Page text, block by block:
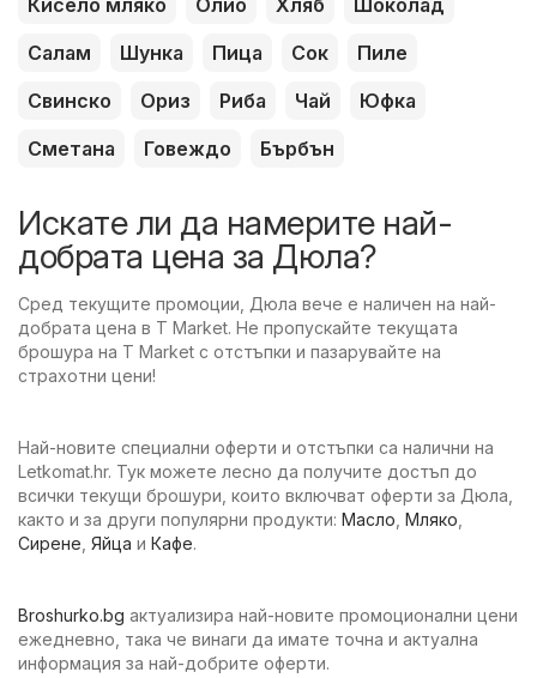
Салам
Шунка Пица Сок
Пиле
Свинско
Ориз Риба Чай
Юфка
Сметана
Говеждо Бърбън
Искате ли да намерите най-
добрата цена за Дюла?
Сред текущите промоции, Дюла вече е наличен на най-
добрата цена в T Market. Не пропускайте текущата
брошура на T Market с отстъпки и пазарувайте на
страхотни цени!
Най-новите специални оферти и отстъпки са налични на
Letkomat.hr. Тук можете лесно да получите достъп до
всички текущи брошури, които включват оферти за Дюла,
както и за други популярни продукти: Масло Мляко
Сирене Яйца и Кафе.
Broshurko.bg актуализира най-новите промоционални цени
ежедневно, така че винаги да имате точна и актуална
информация за най-добрите оферти.